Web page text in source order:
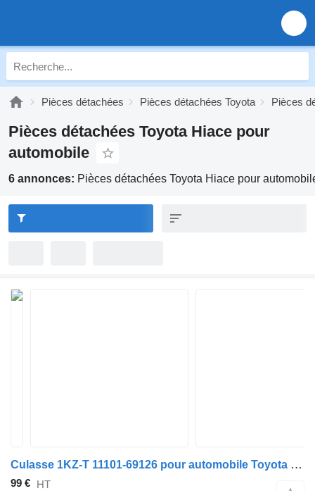
Pièces détachées Pièces détachées Toyota Pièces
Pièces détachées Toyota Hiace pour
automobile
6 annonces: Pièces détachées Toyota Hiace pour
Culasse 1KZ-T 11101-69126 pour automobile Toyota HILUX, LAND CRUISER, 4 RUNNER, HIACE
99 € HT